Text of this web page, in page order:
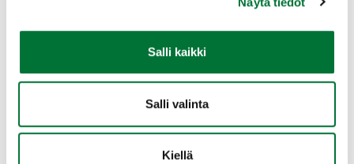
Salli kaikki
Salli valinta
Kiellä
Turun seudun riistanhoitoyhdistys
Varsinais-Suomi
turku@rhy.riista.fi